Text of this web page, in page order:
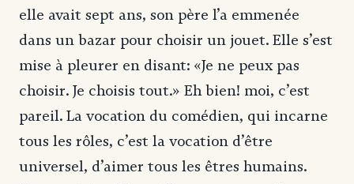
elle avait sept ans, son père l’a emmenée
dans un bazar pour choisir un jouet. Elle s’est
mise à pleurer en disant: «Je ne peux pas
choisir. Je choisis tout.» Eh bien! moi, c’est
pareil. La vocation du comédien, qui incarne
tous les rôles, c’est la vocation d’être
universel, d’aimer tous les êtres humains.